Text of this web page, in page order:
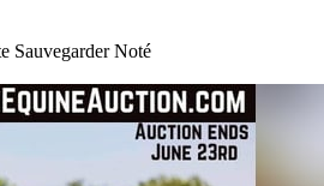
Sauvegarder Noté